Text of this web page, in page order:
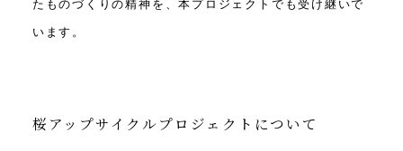
たものづくりの精神を、本プロジェクトでも受け継いで
います。
桜アップサイクルプロジェクトについて